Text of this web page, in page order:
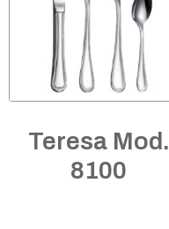
Teresa Mod.
8100